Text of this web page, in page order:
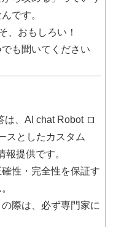
です。
、おもしろい！
も聞いてください
、AI chat Robot ロ
スとしたカスタム
報提供です。
性・完全性を保証す
際は、必ず専門家に